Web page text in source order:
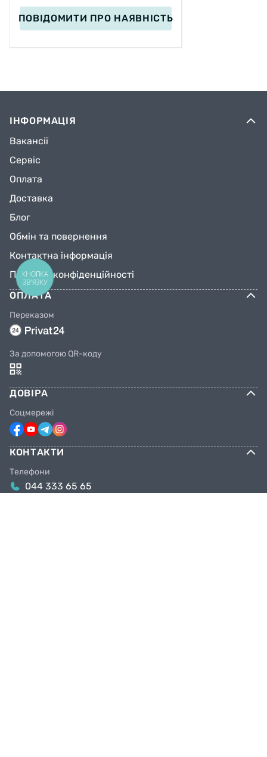
ПОВІДОМИТИ ПРО НАЯВНІСТЬ
ІНФОРМАЦІЯ
Вакансії
Сервіс
Оплата
Доставка
Блог
Обмін та повернення
Контактна інформація
Політика конфіденційності
ОПЛАТА
Переказом
За допомогою QR-коду
ДОВІРА
Соцмережі
КОНТАКТИ
Телефони
044 333 65 65
КНОПКА
ЗВ'ЯЗКУ